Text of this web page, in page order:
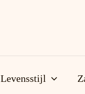
Levensstijl